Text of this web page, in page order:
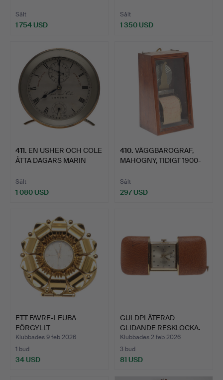
Sålt
1 754 USD
Sålt
1 350 USD
411. EN USHER OCH COLE
ÅTTA DAGARS MARIN
Sålt
1 080 USD
410. VÄGGBAROGRAF,
MAHOGNY, TIDIGT 1900-
Sålt
297 USD
ETT FAVRE-LEUBA
FÖRGYLLT
METALLBORD/SÄNGKL…
Klubbades 9 feb 2026
1 bud
34 USD
GULDPLÄTERAD
GLIDANDE RESKLOCKA.
Klubbades 2 feb 2026
3 bud
81 USD